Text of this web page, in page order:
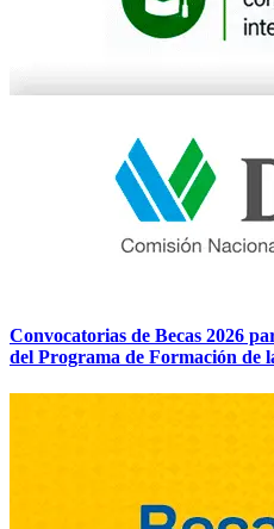
Convocatorias de Becas 2026
del Programa de Formación de